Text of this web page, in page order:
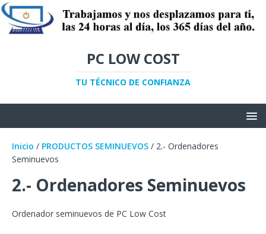
PC LOW COST
TU TÉCNICO DE CONFIANZA
Inicio / PRODUCTOS SEMINUEVOS / 2.- Ordenadores
Seminuevos
2.- Ordenadores Seminuevos
Ordenador seminuevos de PC Low Cost